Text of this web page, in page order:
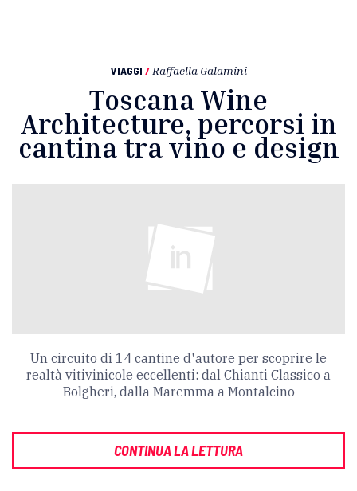
VIAGGI / Raffaella Galamini
Toscana Wine
Architecture, percorsi in
cantina tra vino e design
Un circuito di 14 cantine d'autore per scoprire le
realtà vitivinicole eccellenti: dal Chianti Classico a
Bolgheri, dalla Maremma a Montalcino
CONTINUA LA LETTURA